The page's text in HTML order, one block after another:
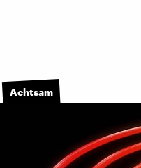
Achtsam